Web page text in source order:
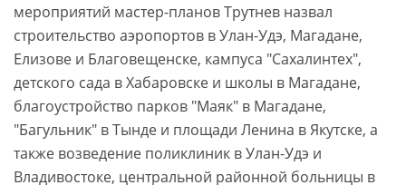
мероприятий мастер-планов Трутнев назвал
строительство аэропортов в Улан-Удэ, Магадане,
Елизове и Благовещенске, кампуса "Сахалинтех",
детского сада в Хабаровске и школы в Магадане,
благоустройство парков "Маяк" в Магадане,
"Багульник" в Тынде и площади Ленина в Якутске, а
также возведение поликлиник в Улан-Удэ и
Владивостоке, центральной районной больницы в